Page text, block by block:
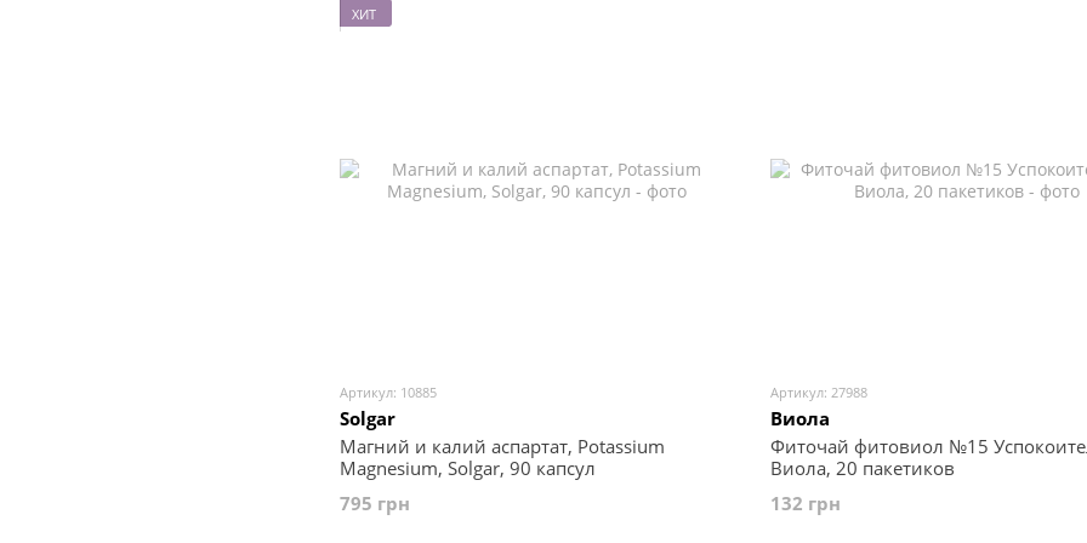
ХИТ
Артикул: 10885
Solgar
Магний и калий аспартат, Potassium
Magnesium, Solgar, 90 капсул
795 грн
Артикул: 27988
Виола
Фиточай фитовиол №15
Виола, 20 пакетиков
132 грн